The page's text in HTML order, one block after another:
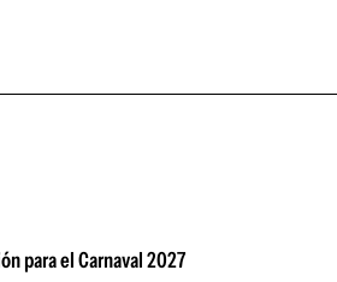
para el Carnaval 2027